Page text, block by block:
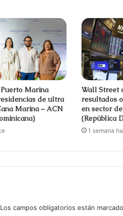
Marina
de ultra
Marina – ACN
Wall Street
resultados
en sector
(República
1 semana
Los campos obligatorios están